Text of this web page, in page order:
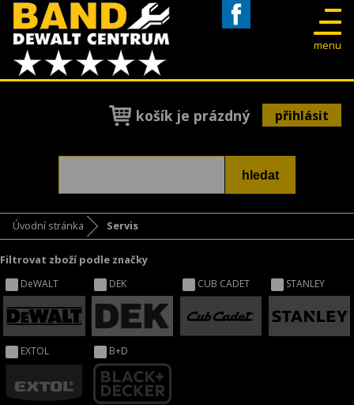
menu
košík je prázdný přihlásit
Úvodní stránka Servis
Filtrovat zboží podle značky
DeWALT DEK CUB CADET STANLEY
EXTOL B+D